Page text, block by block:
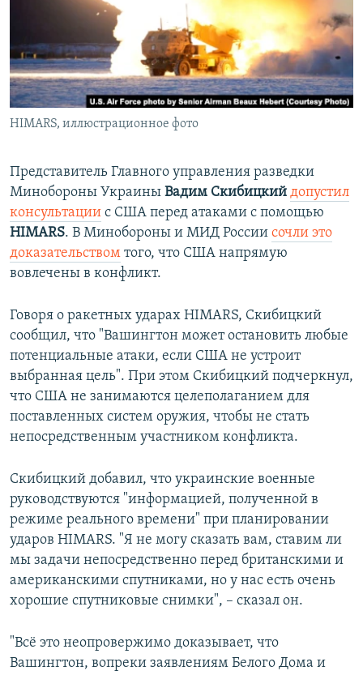
ПОБЕДИТЕЛЕЙ НЕ СУДЯТ?
КРЫМ.НЕПОКОРЕННЫЙ
ELIFBE
УКРАИНСКАЯ ПРОБЛЕМА КРЫМА
ПРИСОЕДИНЯЙТЕСЬ!
Все сайты RFE/RL
HIMARS, иллюстрационное фото
Представитель Главного управления разведки
Минобороны Украины Вадим Скибицкий допустил
консультации с США перед атаками с помощью
HIMARS. В Минобороны и МИД России сочли это
доказательством того, что США напрямую
вовлечены в конфликт.
Говоря о ракетных ударах HIMARS, Скибицкий
сообщил, что "Вашингтон может остановить любые
потенциальные атаки, если США не устроит
выбранная цель". При этом Скибицкий подчеркнул,
что США не занимаются целеполаганием для
поставленных систем оружия, чтобы не стать
непосредственным участником конфликта.
Скибицкий добавил, что украинские военные
руководствуются "информацией, полученной в
режиме реального времени" при планировании
ударов HIMARS. "Я не могу сказать вам, ставим ли
мы задачи непосредственно перед британскими и
американскими спутниками, но у нас есть очень
хорошие спутниковые снимки", – сказал он.
"Всё это неопровержимо доказывает, что
Вашингтон, вопреки заявлениям Белого Дома и